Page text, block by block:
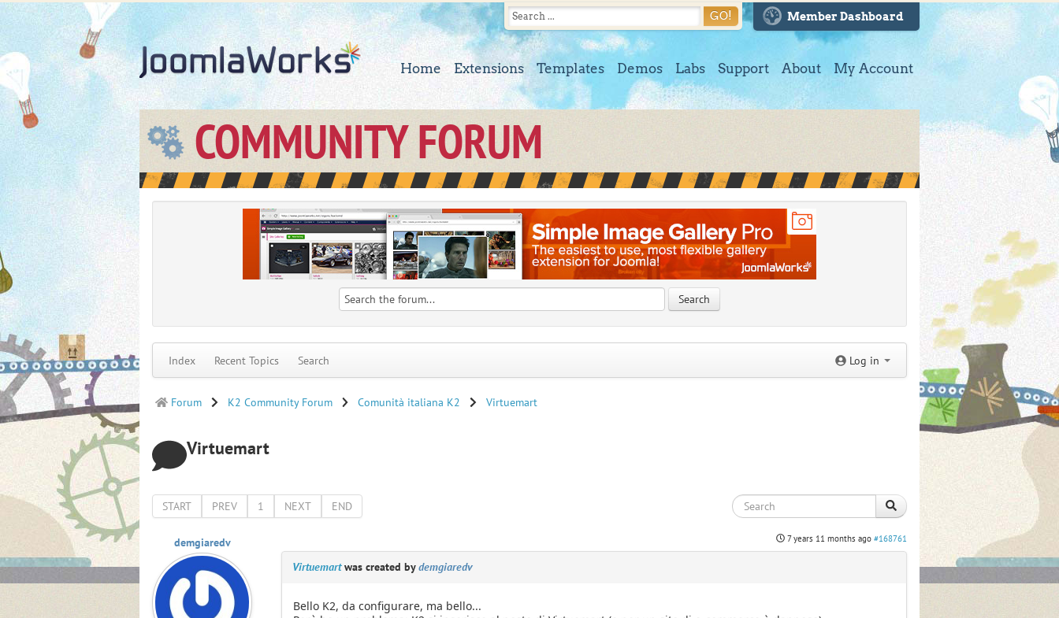
GO! Member Dashboard
Home Extensions Templates Demos Labs Support About My Account
COMMUNITY FORUM
Index Recent Topics Search Log in
Forum K2 Community Forum Comunità italiana K2 Virtuemart
Virtuemart
START PREV 1 NEXT END
demgiaredv 7 years 11 months ago #168761
Virtuemartwas created bydemgiaredv
Bello K2, da configurare, ma bello...